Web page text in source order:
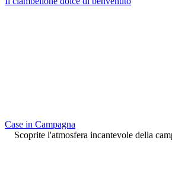
Case in Campagna
Scoprite l'atmosfera incantevole della